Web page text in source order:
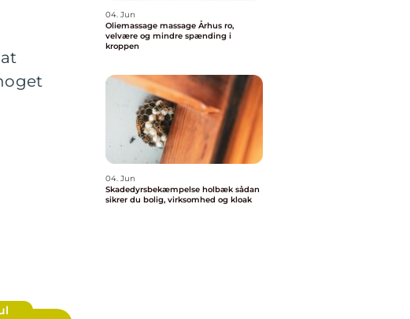
04. Jun
Oliemassage massage Århus ro,
velvære og mindre spænding i
kroppen
04. Jun
Skadedyrsbekæmpelse holbæk sådan
sikrer du bolig, virksomhed og kloak